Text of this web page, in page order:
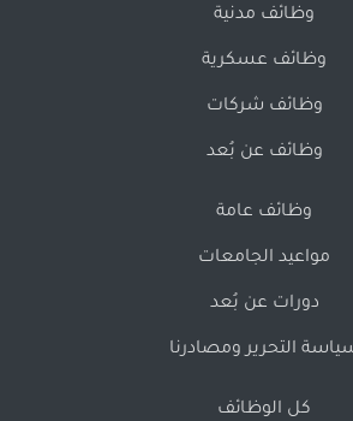
وظائف مدنية
وظائف عسكرية
وظائف شركات
وظائف عن بُعد
وظائف عامة
مواعيد الجامعات
دورات عن بُعد
التحرير ومصادرنا
كل الوظائف